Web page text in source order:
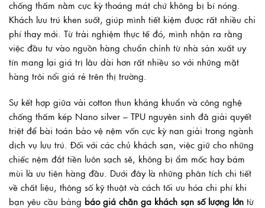
chống thấm nằm cực kỳ thoáng mát chứ không bị bí nóng.
Khách lưu trú khen suốt, giúp mình tiết kiệm được rất nhiều chi
phí thay mới. Từ trải nghiệm thực tế đó, mình nhận ra rằng
việc đầu tư vào nguồn hàng chuẩn chỉnh từ nhà sản xuất uy
tín mang lại giá trị lâu dài hơn rất nhiều so với những mặt
hàng trôi nổi giá rẻ trên thị trường.
Sự kết hợp giữa vải cotton thun kháng khuẩn và công nghệ
chống thấm kép Nano silver – TPU nguyên sinh đã giải quyết
triệt để bài toán bảo vệ nệm vốn cực kỳ nan giải trong ngành
dịch vụ lưu trú. Đối với các chủ khách sạn, việc giữ cho những
chiếc nệm đắt tiền luôn sạch sẽ, không bị ẩm mốc hay bám
mùi là ưu tiên hàng đầu. Dưới đây là những phân tích chi tiết
về chất liệu, thông số kỹ thuật và cách tối ưu hóa chi phí khi
bạn yêu cầu bảng báo giá chăn ga khách sạn số lượng lớn từ